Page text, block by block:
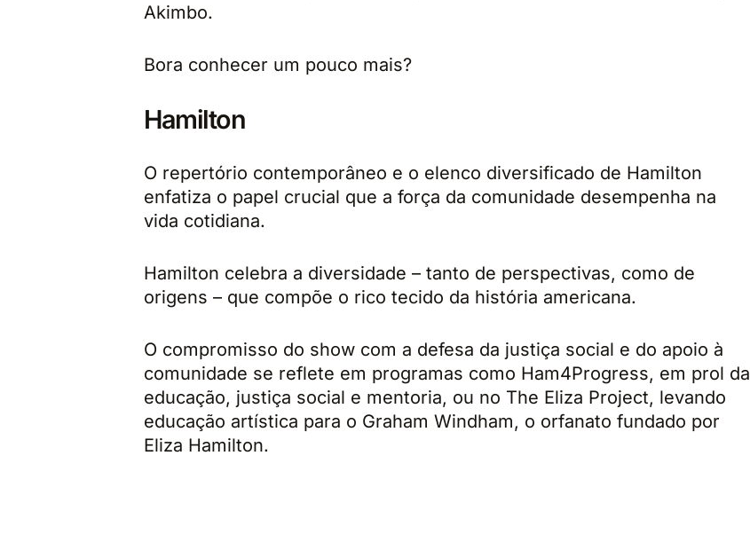
Akimbo.
Bora conhecer um pouco mais?
Hamilton
O repertório contemporâneo e o elenco diversificado de Hamilton
enfatiza o papel crucial que a força da comunidade desempenha na
vida cotidiana.
Hamilton celebra a diversidade – tanto de perspectivas, como de
origens – que compõe o rico tecido da história americana.
O compromisso do show com a defesa da justiça social e do apoio à
comunidade se reflete em programas como Ham4Progress, em prol da
educação, justiça social e mentoria, ou no The Eliza Project, levando
educação artística para o Graham Windham, o orfanato fundado por
Eliza Hamilton.